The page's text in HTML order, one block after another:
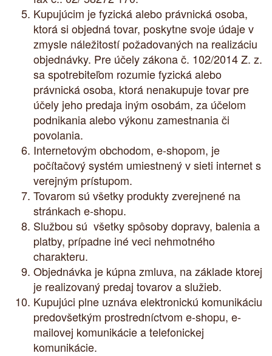
Kupujúcim je fyzická alebo právnická osoba,
ktorá si objedná tovar, poskytne svoje údaje v
zmysle náležitostí požadovaných na realizáciu
objednávky. Pre účely zákona č. 102/2014 Z. z.
sa spotrebiteľom rozumie fyzická alebo
právnická osoba, ktorá nenakupuje tovar pre
účely jeho predaja iným osobám, za účelom
podnikania alebo výkonu zamestnania či
povolania.
Internetovým obchodom, e-shopom, je
počítačový systém umiestnený v sieti internet s
verejným prístupom.
Tovarom sú všetky produkty zverejnené na
stránkach e-shopu.
Službou sú všetky spôsoby dopravy, balenia a
platby, prípadne iné veci nehmotného
charakteru.
Objednávka je kúpna zmluva, na základe ktorej
je realizovaný predaj tovarov a služieb.
Kupujúci plne uznáva elektronickú komunikáciu
predovšetkým prostredníctvom e-shopu, e-
mailovej komunikácie a telefonickej
komunikácie.